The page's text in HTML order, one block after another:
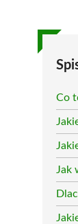
Co
Jak